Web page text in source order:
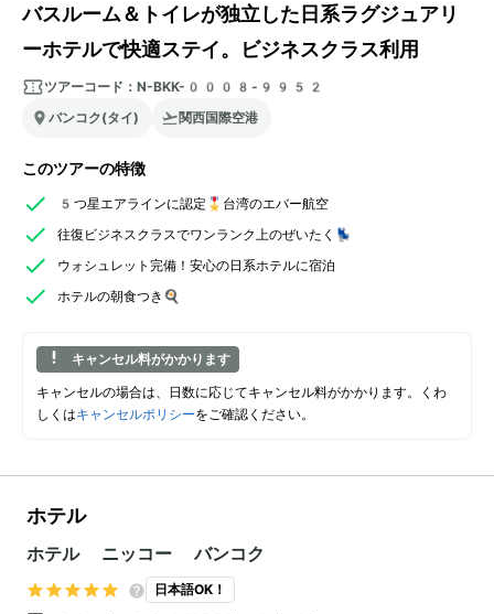
バスルーム＆トイレが独立した日系ラグジュアリ
ーホテルで快適ステイ。ビジネスクラス利用
ツアーコード： N-BKK-0008-9952
バンコク(タイ)
関西国際空港
このツアーの特徴
5つ星エアラインに認定🎖️台湾のエバー航空
往復ビジネスクラスでワンランク上のぜいたく💺
ウォシュレット完備！安心の日系ホテルに宿泊
ホテルの朝食つき🍳
キャンセル料がかかります
キャンセルの場合は、日数に応じてキャンセル料がかかります。くわ
しくはキャンセルポリシーをご確認ください。
ホテル
ホテル ニッコー バンコク
日本語OK！